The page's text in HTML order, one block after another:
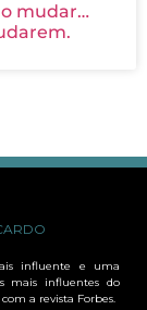
mudar…
influente e uma
mais influentes do
a revista Forbes.